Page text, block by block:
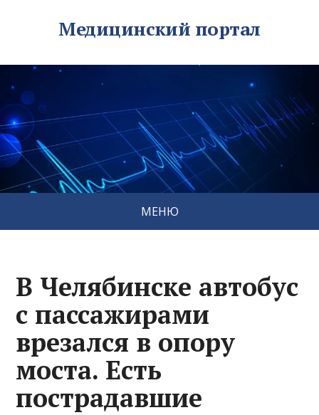
Медицинский портал
МЕНЮ
В Челябинске автобус
с пассажирами
врезался в опору
моста. Есть
пострадавшие